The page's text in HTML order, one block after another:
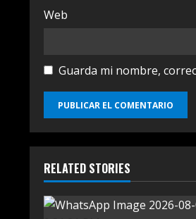
Web
Guarda mi nombre,
RELATED STORIES